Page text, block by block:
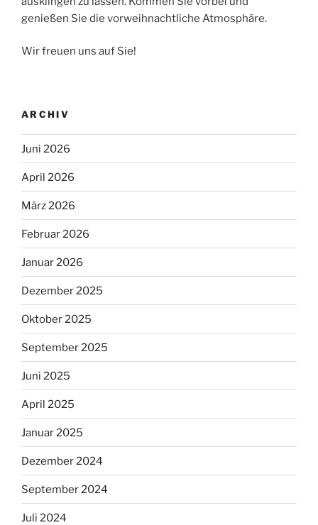
genießen Sie die vorweihnachtliche Atmosphäre.
Wir freuen uns auf Sie!
ARCHIV
Juni 2026
April 2026
März 2026
Februar 2026
Januar 2026
Dezember 2025
Oktober 2025
September 2025
Juni 2025
April 2025
Januar 2025
Dezember 2024
September 2024
Juli 2024